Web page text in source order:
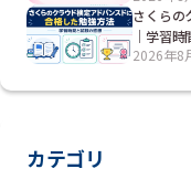
さくらの
｜学習
2026年8
カテゴリ